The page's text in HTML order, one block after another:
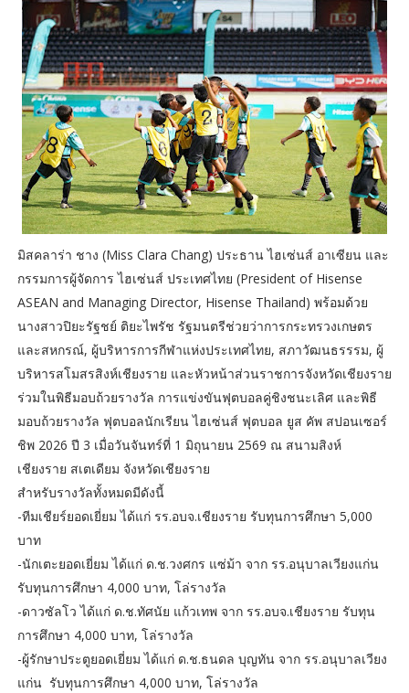
มิสคลาร่า ชาง (Miss Clara Chang) ประธาน ไฮเซ่นส์ อาเซียน และ
กรรมการผู้จัดการ ไฮเซ่นส์ ประเทศไทย (President of Hisense
ASEAN and Managing Director, Hisense Thailand) พร้อมด้วย
นางสาวปิยะรัฐชย์ ติยะไพรัช รัฐมนตรีช่วยว่าการกระทรวงเกษตร
และสหกรณ์, ผู้บริหารการกีฬาแห่งประเทศไทย, สภาวัฒนธรรรม, ผู้
บริหารสโมสรสิงห์เชียงราย และหัวหน้าส่วนราชการจังหวัดเชียงราย
ร่วมในพิธีมอบถ้วยรางวัล การแข่งขันฟุตบอลคู่ชิงชนะเลิศ และพิธี
มอบถ้วยรางวัล ฟุตบอลนักเรียน ไฮเซ่นส์ ฟุตบอล ยูส คัพ สปอนเซอร์
ชิพ 2026 ปี 3 เมื่อวันจันทร์ที่ 1 มิถุนายน 2569 ณ สนามสิงห์
เชียงราย สเตเดียม จังหวัดเชียงราย
สำหรับรางวัลทั้งหมดมีดังนี้
-ทีมเชียร์ยอดเยี่ยม ได้แก่ รร.อบจ.เชียงราย รับทุนการศึกษา 5,000
บาท
-นักเตะยอดเยี่ยม ได้แก่ ด.ช.วงศกร แซ่ม้า จาก รร.อนุบาลเวียงแก่น
รับทุนการศึกษา 4,000 บาท, โล่รางวัล
-ดาวซัลโว ได้แก่ ด.ช.ทัศนัย แก้วเทพ จาก รร.อบจ.เชียงราย รับทุน
การศึกษา 4,000 บาท, โล่รางวัล
-ผู้รักษาประตูยอดเยี่ยม ได้แก่ ด.ช.ธนดล บุญทัน จาก รร.อนุบาลเวียง
แก่น รับทุนการศึกษา 4,000 บาท, โล่รางวัล